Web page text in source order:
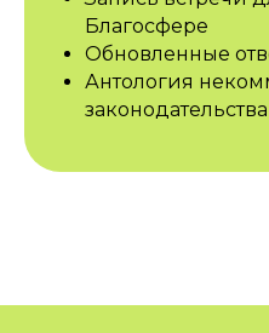
Благосфере
Обновленные
Антология
законодательства